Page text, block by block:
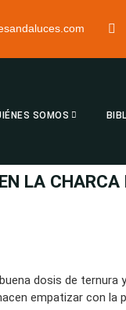
SOMOS
LA
dosis de ternura
empatizar con la